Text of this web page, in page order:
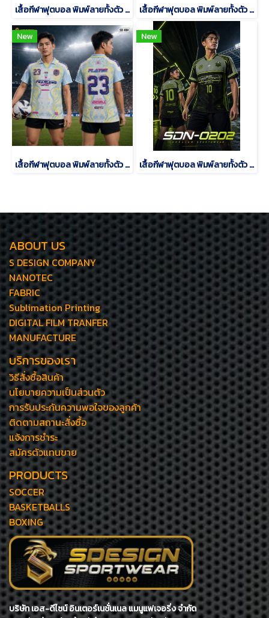
เสื้อกีฬาฟุตบอล พิมพ์ลายทั้งตัว เนื้อผ้า "นาโนเทค"SDN-0201 เสื้อกีฬาฟุตบอล พิมพ์ลายทั้งตัว เนื้อผ้า "นาโนเทค"SD-500
New
เสื้อกีฬาฟุตบอล พิมพ์ลายทั้งตัว เนื้อผ้า "นาโนเทค"SD-484
New
เสื้อกีฬาฟุตบอล พิมพ์ลายทั้งตัว เนื้อผ้า "นาโนเทค"SDN-0202
ABOUT US
S DESIGN COMPANY
NANOTEC
FABRIC
Sublimation Printing
DIGITAL FILM TRANFER
MANUFACTURE
บริการของเรา
วิธีสั่งซื้อสินค้า
นโยบายความเป็นส่วนตัว
การรับประกันความพอใจของลูกค้า
ติดตามสถานะสั่งซื้อ
แจ้งการชำระ
สมัครตัวแทนขาย
PRODUCTS
SOCCER
BASKETBALLS
BOXING
บริษัท เอส-ดีไซน์ อินเตอร์เนชั่นเนล แมนูแฟเจอริ่ง จำกัด